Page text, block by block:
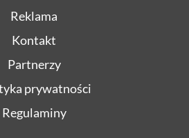
Reklama
Kontakt
Partnerzy
prywatności
Regulaminy